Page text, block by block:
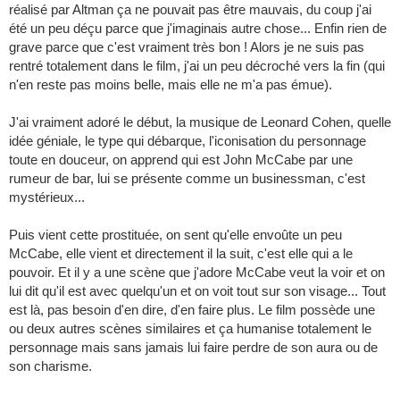
réalisé par Altman ça ne pouvait pas être mauvais, du coup j'ai
été un peu déçu parce que j'imaginais autre chose... Enfin rien de
grave parce que c'est vraiment très bon ! Alors je ne suis pas
rentré totalement dans le film, j'ai un peu décroché vers la fin (qui
n'en reste pas moins belle, mais elle ne m'a pas émue).
J'ai vraiment adoré le début, la musique de Leonard Cohen, quelle
idée géniale, le type qui débarque, l'iconisation du personnage
toute en douceur, on apprend qui est John McCabe par une
rumeur de bar, lui se présente comme un businessman, c'est
mystérieux...
Puis vient cette prostituée, on sent qu'elle envoûte un peu
McCabe, elle vient et directement il la suit, c'est elle qui a le
pouvoir. Et il y a une scène que j'adore McCabe veut la voir et on
lui dit qu'il est avec quelqu'un et on voit tout sur son visage... Tout
est là, pas besoin d'en dire, d'en faire plus. Le film possède une
ou deux autres scènes similaires et ça humanise totalement le
personnage mais sans jamais lui faire perdre de son aura ou de
son charisme.